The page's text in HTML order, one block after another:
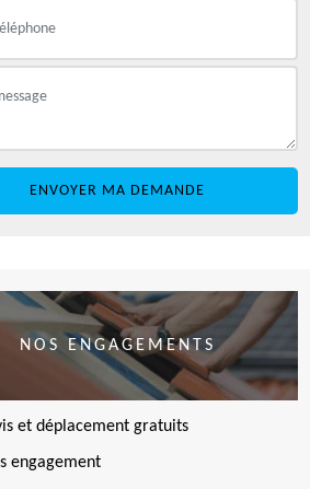
NOS ENGAGEMENTS
et déplacement gratuits
engagement